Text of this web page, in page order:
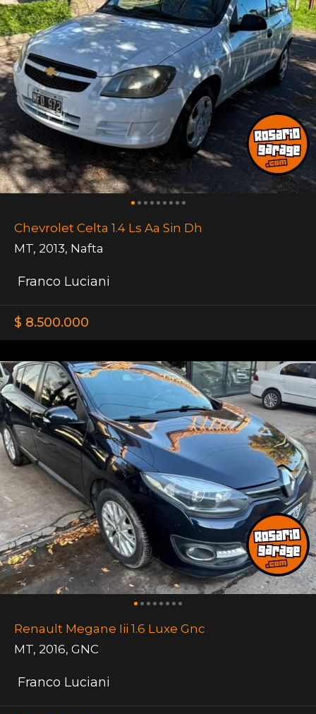
Chevrolet Celta 1.4 Ls Aa Sin Dh
MT, 2013, Nafta
Franco Luciani
$ 8.500.000
Renault Megane Iii 1.6 Luxe Gnc
MT, 2016, GNC
Franco Luciani